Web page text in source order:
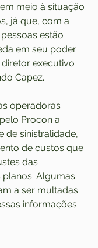
meio à situação
já que, com a
estão
em seu poder
diretor executivo
Capez.
operadoras
Procon a
de sinistralidade,
de custos que
das
Algumas
a ser multadas
informações.